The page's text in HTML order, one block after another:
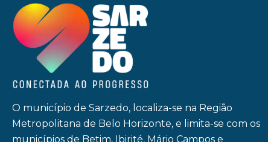
O município de Sarzedo, localiza-se na Região
Metropolitana de Belo Horizonte, e limita-se com os
municípios de Betim, Ibirité, Mário Campos e